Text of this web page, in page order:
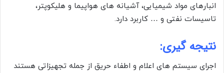
انبارهای مواد شیمیایی، آشیانه های هواپیما و هلیکوپتر،
تاسیسات نفتی و … کاربرد دارد.
نتیجه گیری:
اجرای سیستم های اعلام و اطفاء حریق از جمله تجهیزاتی هستند